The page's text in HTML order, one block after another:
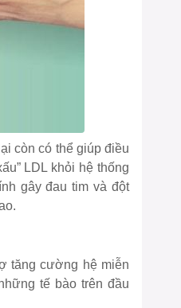
còn có thể giúp điều
LDL khỏi hệ thống
gây đau tim và đột
tăng cường hệ miễn
tế bào trên đầu